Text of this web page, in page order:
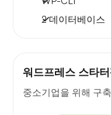
2 데이터베이스
워드프레스 스타
중소기업을 위해 구